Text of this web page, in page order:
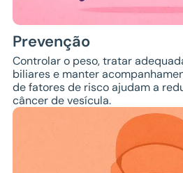
Prevenção
Controlar o peso, tratar
biliares e manter
de fatores de risco ajudam a
câncer de vesícula.